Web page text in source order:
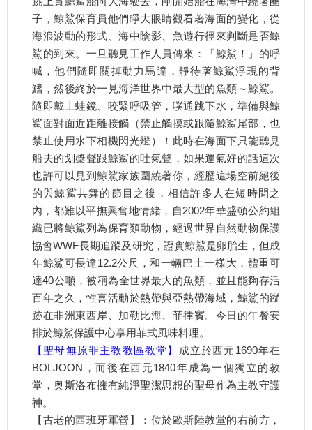
子，鯨鯊保育員他們睜大眼睛觀看著海面的變化，從
海浪波動的形式、海中陰影、魚遊行徑來判斷是否鯨
鯊的到來。一旦聽見工作人員傳來：「鯨鯊！」的呼
喊，他們隨即關掉動力馬達，靜待著鯨鯊浮現的背
鰭，然後終於一見海洋世界中最大型的魚類～鯨鯊。
隨即戴上蛙鏡、咬緊呼吸管，噗通跳下水，準備與鯨
鯊面對面近距離接觸（禁止觸摸或跟隨鯨鯊尾部，也
禁止使用水下相機閃光燈）！此時在海面下只能聽見
船夫的划槳聲跟鯨鯊的吐氣聲，如果運氣好的話這次
也許可以見到鯨鯊家族圍繞著你，經歷這場空前絕後
的與鯨鯊共舞的節目之後，相信許多人在短時間之
內，都難以平撫興奮地情緒，自2002年華盛頓公約組
織已將鯨鯊列為保育類動物，經過世界自然動物保護
協會WWF長期追蹤及研究，證實鯨鯊是卵胎生，但成
年鯨鯊可長達12.2公尺，和一輛巴士一樣大，體重可
達40公噸，被稱為全世界最大的魚類，並且能夠存活
百年之久，性喜活動於熱帶與亞熱帶海域，鯨鯊的蹤
跡在非洲東西岸、加勒比海、菲律賓。今日的午餐安
排於鯨鯊保護中心享用菲式風味料理。
【聖母無原罪主教教區教堂】
成立於西元1690年在
BOLJOON，而後在西元1840年成為一個獨立的教
堂，奥斯洛布擁有純淨聖潔思想的聖母作為主教守護
神。
【古老的西班牙軍營】：位於歐斯陸教堂的右前方，